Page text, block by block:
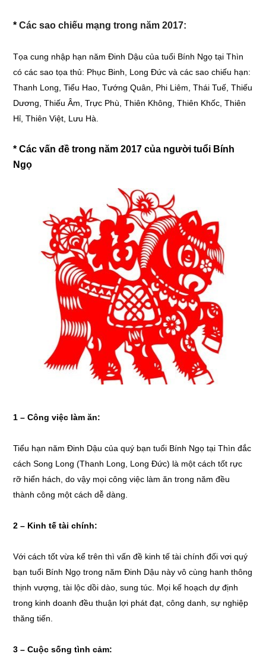
*Các sao chiếu mạng trong năm 2017:
Tọa cung nhập hạn năm Đinh Dậu của tuổi Bính Ngọ tại Thìn
có các sao tọa thủ: Phục Binh, Long Đức và các sao chiếu hạn:
Thanh Long, Tiểu Hao, Tướng Quân, Phi Liêm, Thái Tuế, Thiếu
Dương, Thiếu Âm, Trực Phù, Thiên Không, Thiên Khốc, Thiên
Hỉ, Thiên Việt, Lưu Hà.
* Các vấn đề trong năm 2017 của người tuổi Bính
Ngọ
1 – Công việc làm ăn:
Tiểu hạn năm Đinh Dậu của quý bạn tuổi Bính Ngọ tại Thìn đắc
cách Song Long (Thanh Long, Long Đức) là một cách tốt rực
rỡ hiển hách, do vậy mọi công việc làm ăn trong năm đều
thành công một cách dễ dàng.
2 – Kinh tế tài chính:
Với cách tốt vừa kể trên thì vấn đề kinh tế tài chính đối vơi quý
bạn tuổi Bính Ngọ trong năm Đinh Dậu này vô cùng hanh thông
thịnh vượng, tài lộc dồi dào, sung túc. Mọi kế hoạch dự định
trong kinh doanh đều thuận lợi phát đạt, công danh, sự nghiệp
thăng tiến.
3 – Cuộc sống tình cảm: